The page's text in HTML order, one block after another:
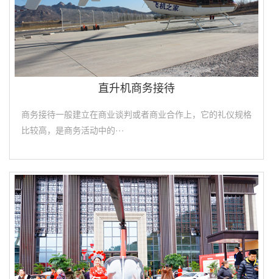
直升机商务接待
商务接待一般建立在商业谈判或者商业合作上，它的礼仪规格
比较高，是商务活动中的···